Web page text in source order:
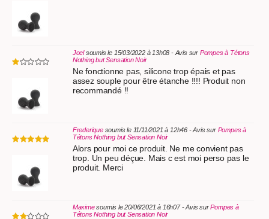
Joelsoumis le 15/03/2022 à 13h08 - Avis sur Pompes à Tétons
Nothing but Sensation Noir
Ne fonctionne pas, silicone trop épais et pas
assez souple pour être étanche !!!! Produit non
recommandé !!
Frederiquesoumis le 11/11/2021 à 12h46 - Avis sur Pompes à
Tétons Nothing but Sensation Noir
Alors pour moi ce produit. Ne me convient pas
trop. Un peu déçue. Mais c est moi perso pas le
produit. Merci
Maximesoumis le 20/06/2021 à 16h07 - Avis surPompes à
Tétons Nothing but Sensation Noir